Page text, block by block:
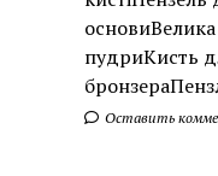
пудриКисть
Оставить